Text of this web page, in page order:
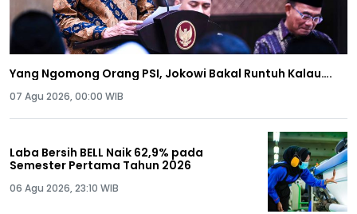
Yang Ngomong Orang PSI, Jokowi Bakal Runtuh Kalau….
07 Agu 2026, 00:00 WIB
Laba Bersih BELL Naik 62,9% pada
Semester Pertama Tahun 2026
06 Agu 2026, 23:10 WIB